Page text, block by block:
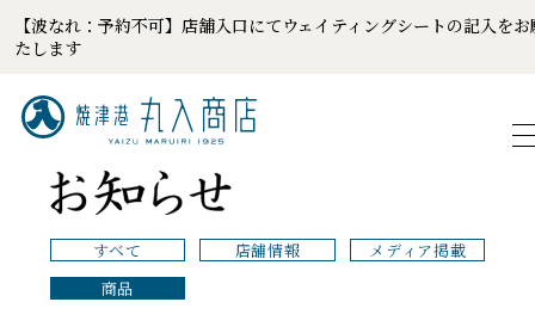
【波なれ：予約不可】店舗入口にてウェイティングシートの記入を
たします
すべて 店舗情報
メディア掲載
商品